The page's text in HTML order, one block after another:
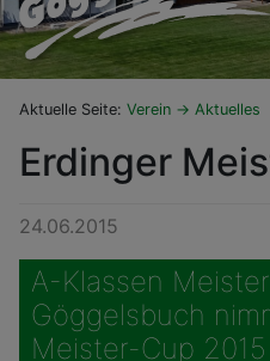
Aktuelle Seite: Verein Aktuelles
Erdinger
24.06.2015
A-Klassen
Göggelsbuch
Meister-Cup